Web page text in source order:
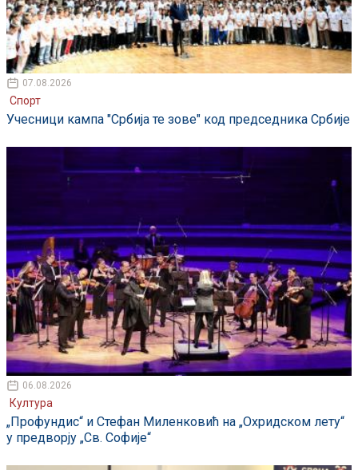
07.08.2026
Спорт
Учесници кампа "Србија те зове" код председника Србије
06.08.2026
Култура
„Профундис“ и Стефан Миленковић на „Охридском лету“
у предворју „Св. Софије“